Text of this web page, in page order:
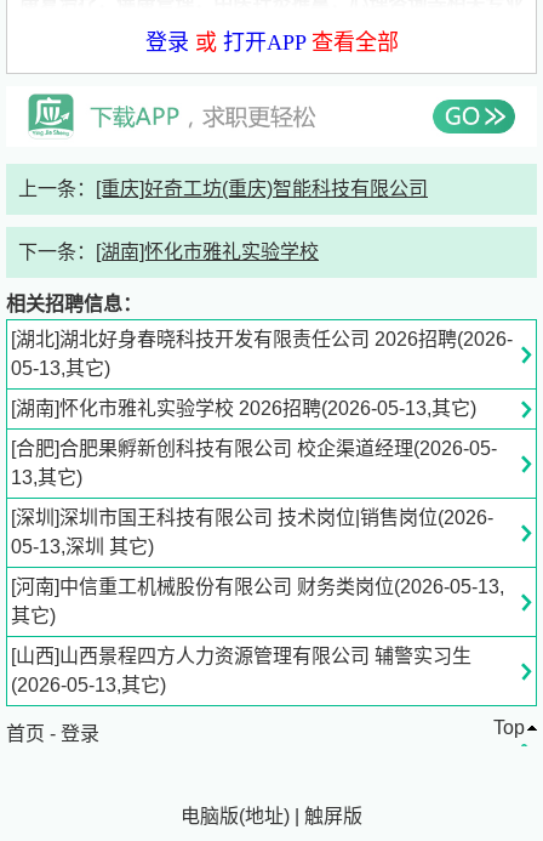
的主要业务是：线上及下线老人护理，康复，养生理疗，心
院少。是国家目前大力支持的大健康新型产业。
发展需要，全国诚聘；，计算机网页及手机APP制作，旅
翻译， 旅游房地产营销策划及相关专业资讯全职人员若干
名。本公司具有完善的培训机制，有广阔的晋升空间，欢迎
各位有志人士的加入！公司网址he***com[点击查看]
?
A,招聘特点：
1，招聘对象：高校实习生和应届生及社会人才。理，工，
科专业优先。有爱心和耐心，有奉献精神，服从公司工作调
配。
2，月薪：
上不封顶。
3，福利待遇：包食宿+五险一金+业绩提成+年底分红及年
终奖金.
126.com（公司回复邮件附件中有1，公司
登录 或 打开APP查看全部
上一条： [重庆]好奇工坊(重庆)智能科技有限公司
下一条： [湖南]怀化市雅礼实验学校
相关招聘信息：
[湖北]湖北好身春晓科技开发有限责任公司 2026招聘(2026-
05-13,其它)
[湖南]怀化市雅礼实验学校 2026招聘(2026-05-13,其它)
[合肥]合肥果孵新创科技有限公司 校企渠道经理(2026-05-
13,其它)
[深圳]深圳市国王科技有限公司 技术岗位|销售岗位(2026-
05-13,深圳 其它)
[河南]中信重工机械股份有限公司 财务类岗位(2026-05-13,
其它)
[山西]山西景程四方人力资源管理有限公司 辅警实习生
(2026-05-13,其它)
首页 - 登录 Top
电脑版(地址) 触屏版